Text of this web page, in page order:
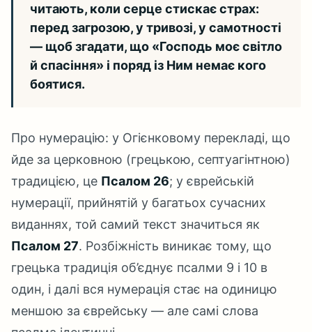
читають, коли серце стискає страх:
перед загрозою, у тривозі, у самотності
— щоб згадати, що «Господь моє світло
й спасіння» і поряд із Ним немає кого
боятися.
Про нумерацію: у Огієнковому перекладі, що
йде за церковною (грецькою, септуагінтною)
традицією, це Псалом 26; у єврейській
нумерації, прийнятій у багатьох сучасних
виданнях, той самий текст значиться як
Псалом 27. Розбіжність виникає тому, що
грецька традиція об’єднує псалми 9 і 10 в
один, і далі вся нумерація стає на одиницю
меншою за єврейську — але самі слова